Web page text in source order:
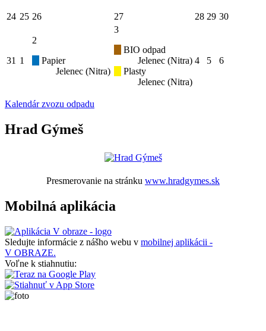
24 25 26 27 28 29 30
31 1
2
Papier
Jelenec (Nitra)
3
BIO odpad
Jelenec (Nitra)
Plasty
Jelenec (Nitra)
4 5 6
Kalendár zvozu odpadu
Hrad Gýmeš
Presmerovanie na stránku www.hradgymes.sk
Mobilná aplikácia
Sledujte informácie z nášho webu v mobilnej aplikácii -
V OBRAZE.
Voľne k stiahnutiu: